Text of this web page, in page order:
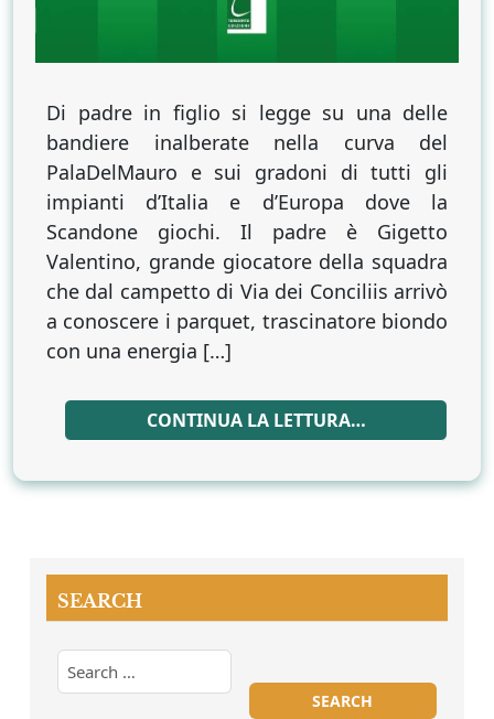
Di padre in figlio si legge su una delle
bandiere inalberate nella curva del
PalaDelMauro e sui gradoni di tutti gli
impianti d’Italia e d’Europa dove la
Scandone giochi. Il padre è Gigetto
Valentino, grande giocatore della squadra
che dal campetto di Via dei Conciliis arrivò
a conoscere i parquet, trascinatore biondo
con una energia […]
CONTINUA LA LETTURA…
SEARCH